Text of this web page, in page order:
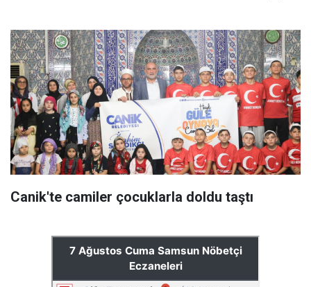
Canik'te camiler çocuklarla doldu taştı